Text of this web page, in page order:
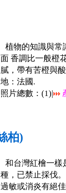
植物的知識與常
面 香調比一般橙
膩，帶有苦橙與
地：法國.
照片總數：(1)|
柏)
和台灣紅檜一樣
種，已禁止採伐
過敏或消炎有絕